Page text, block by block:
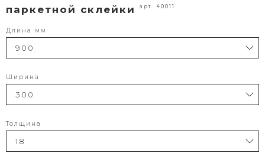
паркетной склейки
арт. 40011
Длина мм
Ширина
Толщина